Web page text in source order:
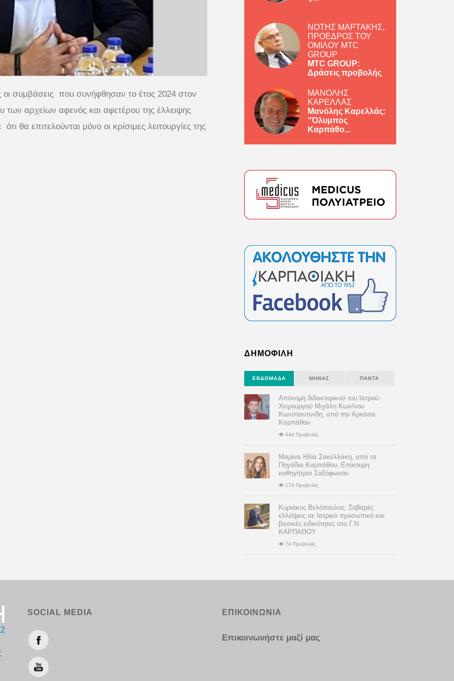
οι συμβάσεις που συνήφθησαν το έτος 2024 στον
αρχείων αφενός και αφετέρου της έλλειψης
θα επιτελούνται μόνο οι κρίσιμες λειτουργίες της
ΝΟΤΗΣ ΜΑΡΤΑΚΗΣ,
ΠΡΟΕΔΡΟΣ ΤΟΥ
ΟΜΙΛΟΥ MTC
GROUP
MTC GROUP:
Δράσεις προβολής
ΜΑΝΟΛΗΣ
ΚΑΡΕΛΛΑΣ
Μανόλης Καρελλάς:
“Όλυμπος
Καρπάθο...
ΔΗΜΟΦΙΛΗ
ΕΒΔΟΜΆΔΑ ΜΉΝΑΣ ΠΆΝΤΑ
Απονομή διδακτορικού του Ιατρού-
Χειρουργού Μιχάλη Κων/νου
Κωνσταντινιδη, από την Αρκάσα
Καρπάθου
444 Προβολές
Μαρίνα Ηλία Σακελλάκη, από τα
Πηγάδια Καρπάθου, Επίκουρη
καθηγήτρια Σαξόφωνου
174 Προβολές
Κυριάκος Βελόπουλος: Σοβαρές
ελλείψεις σε Ιατρικό προσωπικό και
βασικές ειδικότητες στο Γ.Ν
ΚΑΡΠΑΘΟΥ
74 Προβολές
SOCIAL MEDIA ΕΠΙΚΟΙΝΩΝΙΑ
Επικοινωνήστε μαζί μας